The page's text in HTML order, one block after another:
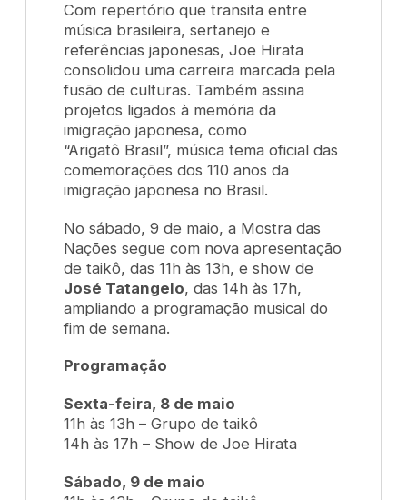
Com repertório que transita entre
música brasileira, sertanejo e
referências japonesas, Joe Hirata
consolidou uma carreira marcada pela
fusão de culturas. Também assina
projetos ligados à memória da
imigração japonesa, como
“Arigatô Brasil”, música tema oficial das
comemorações dos 110 anos da
imigração japonesa no Brasil.
No sábado, 9 de maio, a Mostra das
Nações segue com nova apresentação
de taikô, das 11h às 13h, e show de
José Tatangelo, das 14h às 17h,
ampliando a programação musical do
fim de semana.
Programação
Sexta-feira, 8 de maio
11h às 13h – Grupo de taikô
14h às 17h – Show de Joe Hirata
Sábado, 9 de maio